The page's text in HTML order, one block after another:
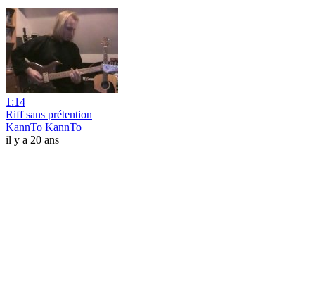
1:14
Riff sans prétention
KannTo KannTo
il y a 20 ans